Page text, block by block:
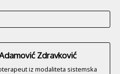
Zdravković
iz modaliteta sistemska